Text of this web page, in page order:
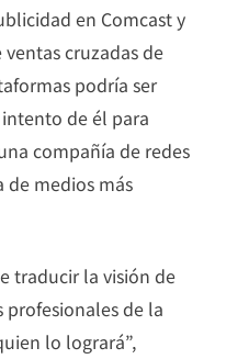
en Comcast y
cruzadas de
podría ser
de él para
compañía de redes
de medios más
traducir la visión de
profesionales de la
lo logrará”,